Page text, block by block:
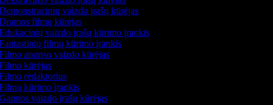
vaizdo įrašų kūrėjas
filmų kūrėjas
vaizdo įrašų kūrimo įrankis
filmų kūrimo įrankis
anonso vaizdo kūrėjas
kūrėjas
redaktorius
kūrimo įrankis
vaizdo įrašų kūrėjas